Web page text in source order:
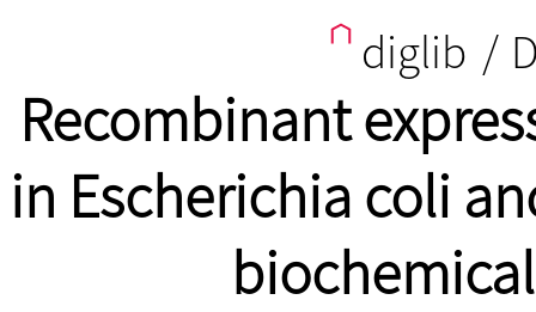
diglib /
Recombinant
in Escherichia coli